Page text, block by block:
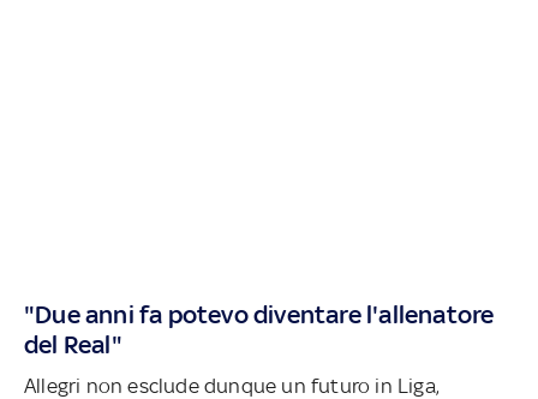
"Due anni fa potevo diventare l'allenatore
del Real"
Allegri non esclude dunque un futuro in Liga,